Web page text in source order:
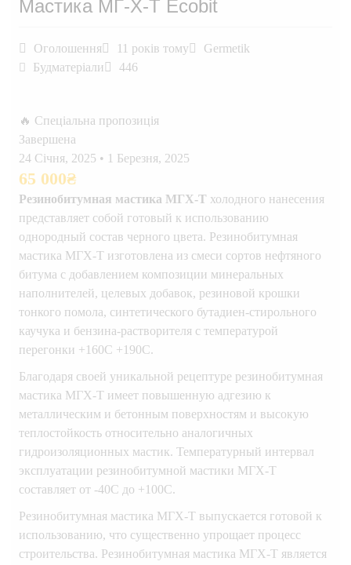
Мастика МГ-Х-Т Ecobit
Оголошення 11 років тому
Germetik
Будматеріали
446
🔥 Спеціальна пропозиція
Завершена
24 Січня, 2025 • 1 Березня, 2025
65 000₴
Резинобитумная мастика МГХ-Т холодного нанесения
представляет собой готовый к использованию
однородный состав черного цвета. Резинобитумная
мастика МГХ-Т изготовлена из смеси сортов нефтяного
битума с добавлением композиции минеральных
наполнителей, целевых добавок, резиновой крошки
тонкого помола, синтетического бутадиен-стирольного
каучука и бензина-растворителя с температурой
перегонки +160С +190С.
Благодаря своей уникальной рецептуре резинобитумная
мастика МГХ-Т имеет повышенную адгезию к
металлическим и бетонным поверхностям и высокую
теплостойкость относительно аналогичных
гидроизоляционных мастик. Температурный интервал
эксплуатации резинобитумной мастики МГХ-Т
составляет от -40С до +100С.
Резинобитумная мастика МГХ-Т выпускается готовой к
использованию, что существенно упрощает процесс
строительства. Резинобитумная мастика МГХ-Т является